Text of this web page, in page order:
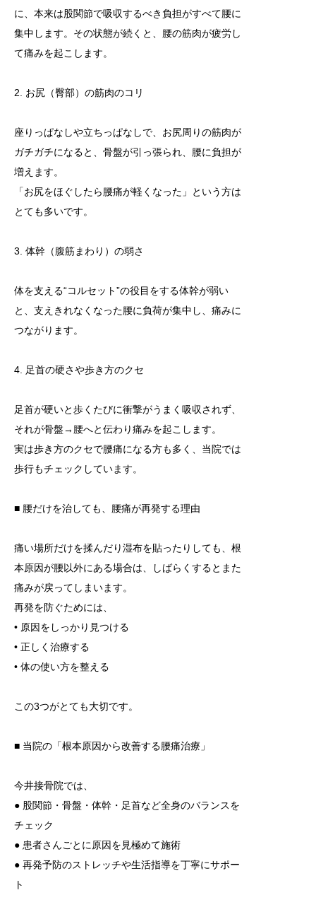
に、本来は股関節で吸収するべき負担がすべて腰に
集中します。その状態が続くと、腰の筋肉が疲労し
て痛みを起こします。
2. お尻（臀部）の筋肉のコリ
座りっぱなしや立ちっぱなしで、お尻周りの筋肉が
ガチガチになると、骨盤が引っ張られ、腰に負担が
増えます。
「お尻をほぐしたら腰痛が軽くなった」という方は
とても多いです。
3. 体幹（腹筋まわり）の弱さ
体を支える“コルセット”の役目をする体幹が弱い
と、支えきれなくなった腰に負荷が集中し、痛みに
つながります。
4. 足首の硬さや歩き方のクセ
足首が硬いと歩くたびに衝撃がうまく吸収されず、
それが骨盤→腰へと伝わり痛みを起こします。
実は歩き方のクセで腰痛になる方も多く、当院では
歩行もチェックしています。
■ 腰だけを治しても、腰痛が再発する理由
痛い場所だけを揉んだり湿布を貼ったりしても、根
本原因が腰以外にある場合は、しばらくするとまた
痛みが戻ってしまいます。
再発を防ぐためには、
• 原因をしっかり見つける
• 正しく治療する
• 体の使い方を整える
この3つがとても大切です。
■ 当院の「根本原因から改善する腰痛治療」
今井接骨院では、
● 股関節・骨盤・体幹・足首など全身のバランスを
チェック
● 患者さんごとに原因を見極めて施術
● 再発予防のストレッチや生活指導を丁寧にサポー
ト